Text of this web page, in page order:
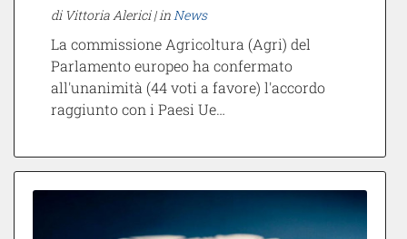
di Vittoria Alerici | in News
La commissione Agricoltura (Agri) del
Parlamento europeo ha confermato
all'unanimità (44 voti a favore) l'accordo
raggiunto con i Paesi Ue…